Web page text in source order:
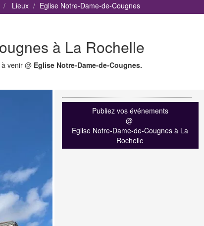
Lieux Eglise Notre-Dame-de-Cougnes
à La Rochelle
venir @ Eglise Notre-Dame-de-Cougnes.
Publiez vos événements
@
Eglise Notre-Dame-de-Cougnes à La
Rochelle